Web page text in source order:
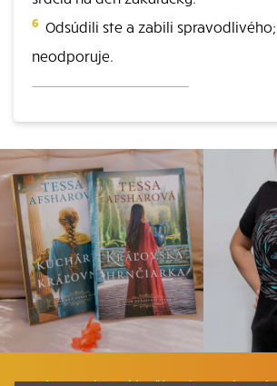
6 Odsúdili ste a zabili
neodporuje.